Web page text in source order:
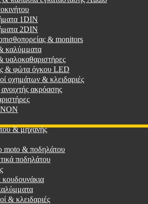
1DIN
2DIN
& monitors
καλύμματα
υαλοκαθαριστήρες
& φώτα όγκου LED
οχημάτων & κλειδαριές
ακρόασης
& μηχανής
moto & ποδηλάτου
ποδηλάτου
& κλειδαριές